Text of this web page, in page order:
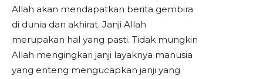
Allah akan mendapatkan berita gembira
di dunia dan akhirat. Janji Allah
merupakan hal yang pasti. Tidak mungkin
Allah mengingkari janji layaknya manusia
yang enteng mengucapkan janji yang